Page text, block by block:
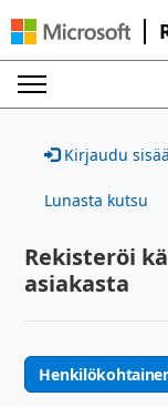
Kirjaudu
Lunasta kutsu
Rekisteröi
asiakasta